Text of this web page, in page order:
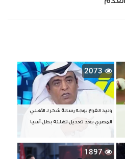
2073
وليد الفراج يوجه رسالة شكر لـ الأهلي
المصري بعد تعديل تهنئة بطل آسيا
1897